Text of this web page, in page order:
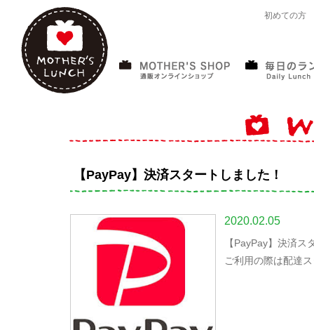
初めての方
【PayPay】決済スタートしました！
2020.02.05
【PayPay】決済ス
ご利用の際は配達